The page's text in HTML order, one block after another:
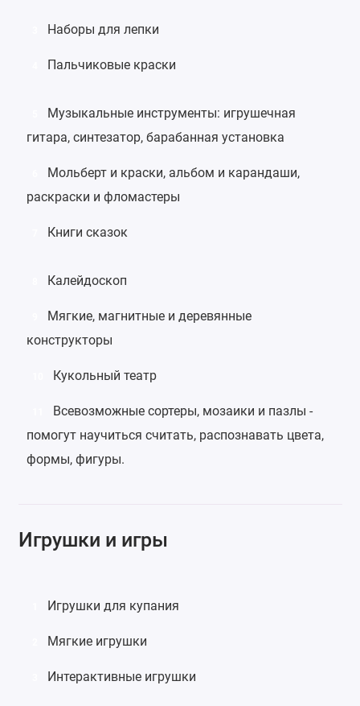
Наборы для лепки
Пальчиковые краски
Музыкальные инструменты: игрушечная
гитара, синтезатор, барабанная установка
Мольберт и краски, альбом и карандаши,
раскраски и фломастеры
Книги сказок
Калейдоскоп
Мягкие, магнитные идеревянные
конструкторы
Кукольный театр
Всевозможныесортеры, мозаики и пазлы -
помогут научиться считать, распознавать цвета,
формы, фигуры.
Игрушки и игры
Игрушки для купания
Мягкие игрушки
Интерактивные игрушки